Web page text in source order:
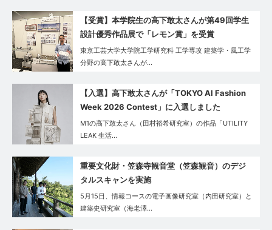
【受賞】本学院生の高下敢太さんが第49回学生
設計優秀作品展で「レモン賞」を受賞
東京工芸大学大学院工学研究科 工学専攻 建築学・風工学
分野の高下敢太さんが…
【入選】高下敢太さんが「TOKYO AI Fashion
Week 2026 Contest」に入選しました
M1の高下敢太さん（田村裕希研究室）の作品「UTILITY
LEAK 生活…
重要文化財・笠森寺観音堂（笠森観音）のデジ
タルスキャンを実施
5月15日、情報コースの電子画像研究室（内田研究室）と
建築史研究室（海老澤…